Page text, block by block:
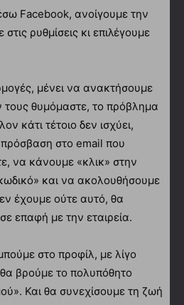
Facebook, ανοίγουμε την
ρυθμίσεις κι επιλέγουμε
μένει να ανακτήσουμε
τους θυμόμαστε, το πρόβλημα
κάτι τέτοιο δεν ισχύει,
στο email που
να κάνουμε «κλικ» στην
και να ακολουθήσουμε
έχουμε ούτε αυτό, θα
επαφή με την εταιρεία.
στο προφίλ, με λίγο
θα βρούμε το πολυπόθητο
Και θα συνεχίσουμε τη ζωή